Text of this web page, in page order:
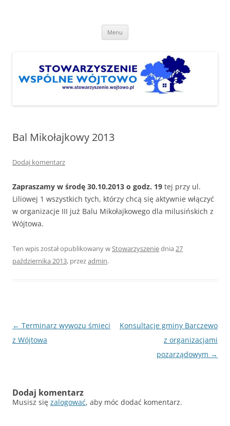
Wójtowo"
Menu
Bal Mikołajkowy 2013
Dodaj komentarz
Zapraszamy w środę 30.10.2013 o godz. 19 tej przy ul.
Liliowej 1 wszystkich tych, którzy chcą się aktywnie włączyć
w organizacje III już Balu Mikołajkowego dla milusińskich z
Wójtowa.
Ten wpis został opublikowany wStowarzyszeniednia 27
października 2013, przezadmin.
Nawigacja
wpisu
← Terminarz wywozu śmieci
z Wójtowa
Konsultacje gminy Barczewo
z organizacjami
pozarządowym →
Dodaj komentarz
Musisz się zalogować, aby móc dodać komentarz.